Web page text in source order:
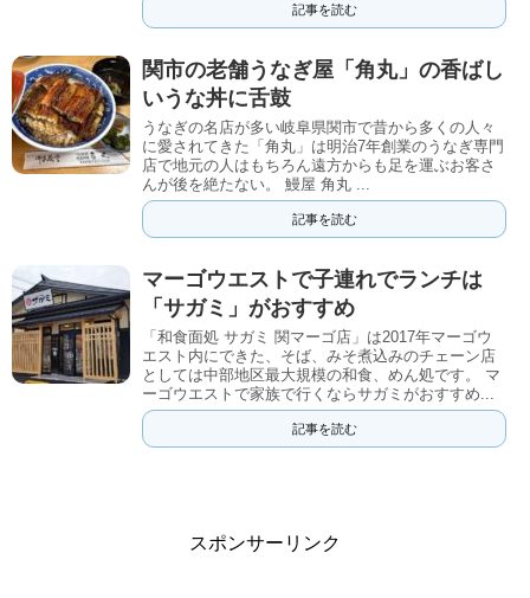
記事を読む
関市の老舗うなぎ屋「角丸」の香ばし
いうな丼に舌鼓
うなぎの名店が多い岐阜県関市で昔から多くの人々
に愛されてきた「角丸」は明治7年創業のうなぎ専門
店で地元の人はもちろん遠方からも足を運ぶお客さ
んが後を絶たない。 鰻屋 角丸 ...
記事を読む
マーゴウエストで子連れでランチは
「サガミ」がおすすめ
「和食面処 サガミ 関マーゴ店」は2017年マーゴウ
エスト内にできた、そば、みそ煮込みのチェーン店
としては中部地区最大規模の和食、めん処です。 マ
ーゴウエストで家族で行くならサガミがおすすめ...
記事を読む
スポンサーリンク